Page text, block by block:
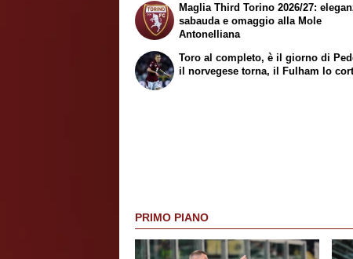
Maglia Third Torino 2026/27:
sabauda e omaggio alla Mole
Antonelliana
Toro al completo, è il giorno di
il norvegese torna, il Fulham lo
PRIMO PIANO